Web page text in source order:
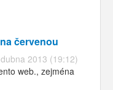
červenou
2013 (19:12)
web., zejména